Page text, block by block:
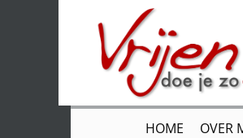
HOME OVER